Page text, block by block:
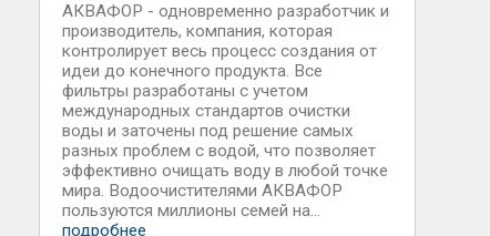
АКВАФОР - одновременно разработчик и
производитель, компания, которая
контролирует весь процесс создания от
идеи до конечного продукта. Все
фильтры разработаны с учетом
международных стандартов очистки
воды и заточены под решение самых
разных проблем с водой, что позволяет
эффективно очищать воду в любой точке
мира. Водоочистителями АКВАФОР
пользуются миллионы семей на...
подробнее